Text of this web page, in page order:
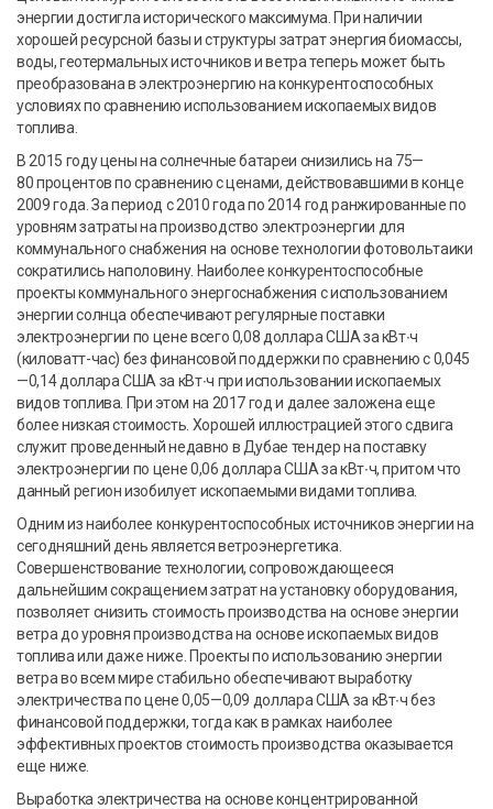
энергии достигла исторического максимума. При наличии
хорошей ресурсной базы и структуры затрат энергия биомассы,
воды, геотермальных источников и ветра теперь может быть
преобразована в электроэнергию на конкурентоспособных
условиях по сравнению использованием ископаемых видов
топлива.
В 2015 году цены на солнечные батареи снизились на 75—
80 процентов по сравнению с ценами, действовавшими в конце
2009 года. За период с 2010 года по 2014 год ранжированные по
уровням затраты на производство электроэнергии для
коммунального снабжения на основе технологии фотовольтаики
сократились наполовину. Наиболее конкурентоспособные
проекты коммунального энергоснабжения с использованием
энергии солнца обеспечивают регулярные поставки
электроэнергии по цене всего 0,08 доллара США за кВт∙ч
(киловатт-час) без финансовой поддержки по сравнению с 0,045
—0,14 доллара США за кВт∙ч при использовании ископаемых
видов топлива. При этом на 2017 год и далее заложена еще
более низкая стоимость. Хорошей иллюстрацией этого сдвига
служит проведенный недавно в Дубае тендер на поставку
электроэнергии по цене 0,06 доллара США за кВт∙ч, притом что
данный регион изобилует ископаемыми видами топлива.
Одним из наиболее конкурентоспособных источников энергии на
сегодняшний день является ветроэнергетика.
Совершенствование технологии, сопровождающееся
дальнейшим сокращением затрат на установку оборудования,
позволяет снизить стоимость производства на основе энергии
ветра до уровня производства на основе ископаемых видов
топлива или даже ниже. Проекты по использованию энергии
ветра во всем мире стабильно обеспечивают выработку
электричества по цене 0,05—0,09 доллара США за кВт∙ч без
финансовой поддержки, тогда как в рамках наиболее
эффективных проектов стоимость производства оказывается
еще ниже.
Выработка электричества на основе концентрированной